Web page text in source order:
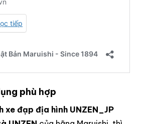
phù hợp
xe đạp địa hình UNZEN_JP